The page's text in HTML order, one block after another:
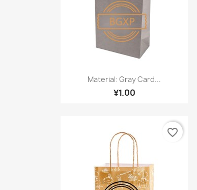
快速查看
Material: Gray Card...
¥1.00
favorite_border